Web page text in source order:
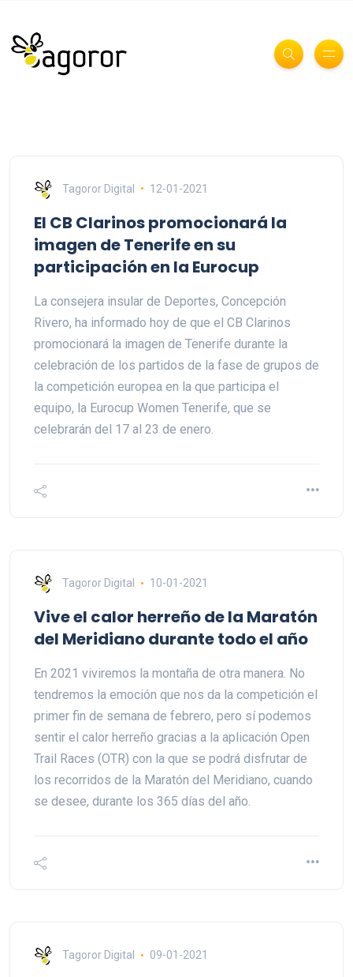
Tagoror Digital 12-01-2021
El CB Clarinos promocionará la
imagen de Tenerife en su
participación en la Eurocup
La consejera insular de Deportes, Concepción
Rivero, ha informado hoy de que el CB Clarinos
promocionará la imagen de Tenerife durante la
celebración de los partidos de la fase de grupos de
la competición europea en la que participa el
equipo, la Eurocup Women Tenerife, que se
celebrarán del 17 al 23 de enero.
Tagoror Digital 10-01-2021
Vive el calor herreño de la Maratón
del Meridiano durante todo el año
En 2021 viviremos la montaña de otra manera. No
tendremos la emoción que nos da la competición el
primer fin de semana de febrero, pero sí podemos
sentir el calor herreño gracias a la aplicación Open
Trail Races (OTR) con la que se podrá disfrutar de
los recorridos de la Maratón del Meridiano, cuando
se desee, durante los 365 días del año.
Tagoror Digital 09-01-2021